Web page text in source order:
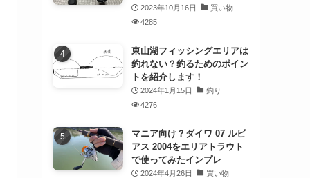
2023年10月16日
買い物
4285
東山湖フィッシングエリアは
釣れない？釣るためのポイン
トを紹介します！
2024年1月15日
釣り
4276
マニア向け？ダイワ 07 ルビ
アス 2004をエリアトラウト
で使ってみたインプレ
2024年4月26日
買い物